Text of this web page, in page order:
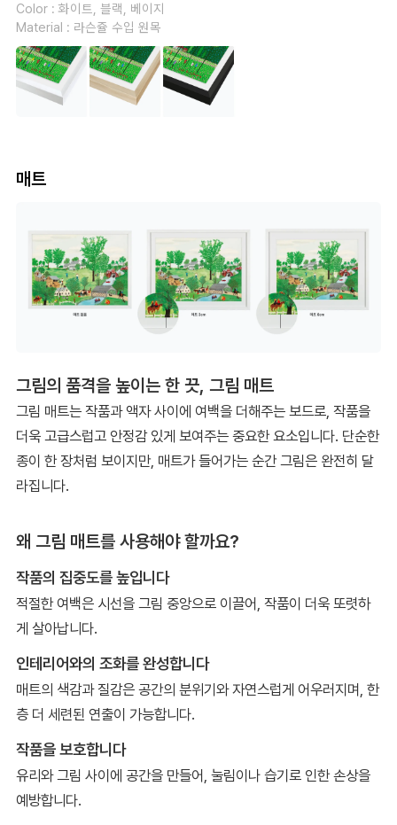
Color : 화이트, 블랙, 베이지
Material : 라슨쥴 수입 원목
매트
그림의 품격을 높이는 한 끗, 그림 매트
그림 매트는 작품과 액자 사이에 여백을 더해주는 보드로, 작품을
더욱 고급스럽고 안정감 있게 보여주는 중요한 요소입니다. 단순한
종이 한 장처럼 보이지만, 매트가 들어가는 순간 그림은 완전히 달
라집니다.
왜 그림 매트를 사용해야 할까요?
작품의 집중도를 높입니다
적절한 여백은 시선을 그림 중앙으로 이끌어, 작품이 더욱 또렷하
게 살아납니다.
인테리어와의 조화를 완성합니다
매트의 색감과 질감은 공간의 분위기와 자연스럽게 어우러지며, 한
층 더 세련된 연출이 가능합니다.
작품을 보호합니다
유리와 그림 사이에 공간을 만들어, 눌림이나 습기로 인한 손상을
예방합니다.